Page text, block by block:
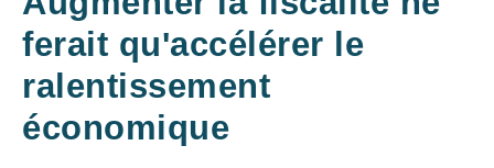
ferait qu'accélérer le
ralentissement
économique